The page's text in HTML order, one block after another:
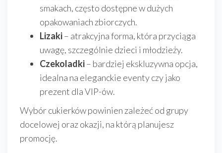
smakach, często dostępne w dużych
opakowaniach zbiorczych.
Lizaki– atrakcyjna forma, która przyciąga
uwagę, szczególnie dzieci i młodzieży.
Czekoladki– bardziej ekskluzywna opcja,
idealna na eleganckie eventy czy jako
prezent dla VIP-ów.
Wybór cukierków powinien zależeć od grupy
docelowej oraz okazji, na którą planujesz
promocję.